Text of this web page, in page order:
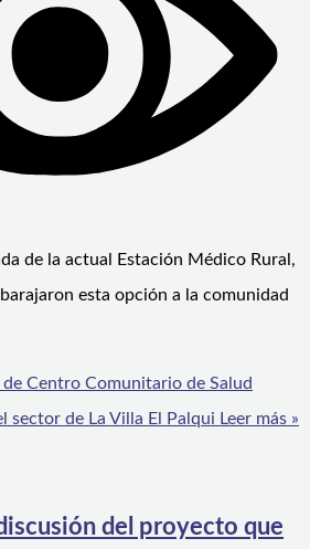
de la actual Estación Médico Rural,
esta opción a la comunidad
Centro Comunitario de Salud
sector de La Villa El Palqui Leer más »
del proyecto que